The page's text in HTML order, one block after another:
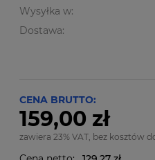
Wysyłka w:
Dostawa:
Cena nie zawiera
CENA BRUTTO:
159,00 zł
zawiera 23% VAT, bez kosztów